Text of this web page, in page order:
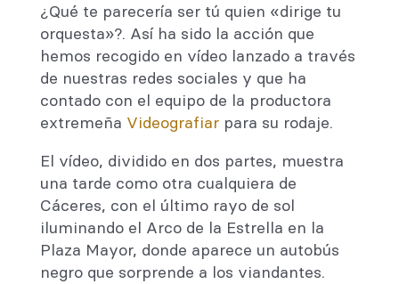
¿Qué te parecería ser tú quien «dirige tu
orquesta»?. Así ha sido la acción que
hemos recogido en vídeo lanzado a través
de nuestras redes sociales y que ha
contado con el equipo de la productora
extremeña Videografiarpara su rodaje.
El vídeo, dividido en dos partes, muestra
una tarde como otra cualquiera de
Cáceres, con el último rayo de sol
iluminando el Arco de la Estrella en la
Plaza Mayor, donde aparece un autobús
negro que sorprende a los viandantes.